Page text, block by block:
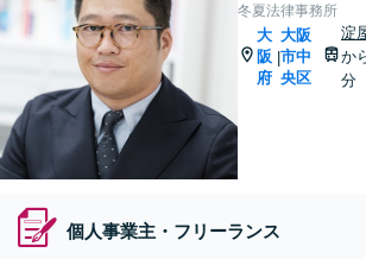
冬夏法律事務所
大
阪
府
|
大阪
市中
央区
淀
か
分
個人事業主・フリーランス